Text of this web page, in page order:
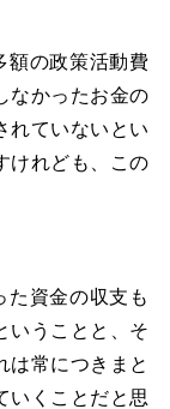
額の政策活動費
なかったお金の
れていないとい
けれども、この
た資金の収支も
いうことと、そ
は常につきまと
いくことだと思